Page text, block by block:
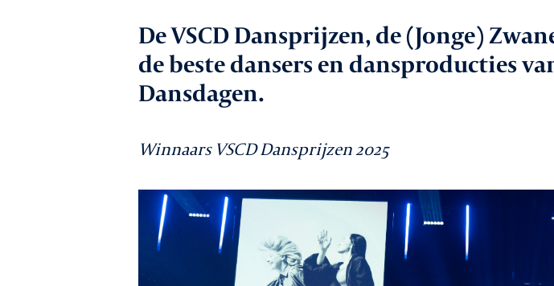
Werkgeverszaken
Promotie
Netwerk & service
Lid worden
De VSCD Dansprijzen, de (Jonge)
de beste dansers en dansproducties
Dansdagen.
Winnaars VSCD Dansprijzen 2025